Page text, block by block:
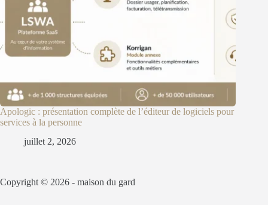
Apologic : présentation complète de l’éditeur de logiciels pour
services à la personne
juillet 2, 2026
Copyright © 2026 - maison du gard